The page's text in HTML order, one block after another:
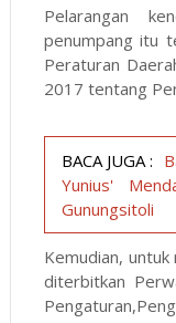
Pelarangan
penumpang itu
Peraturan
2017 tentang
BACA JUGA :
Yunius'
Gunungsitoli
Kemudian,
diterbitkan